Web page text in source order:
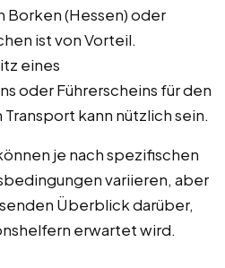
Borken (Hessen) oder
ist von Vorteil.
eines
oder Führerscheins für den
kann nützlich sein.
je nach spezifischen
variieren, aber
Überblick darüber,
erwartet wird.